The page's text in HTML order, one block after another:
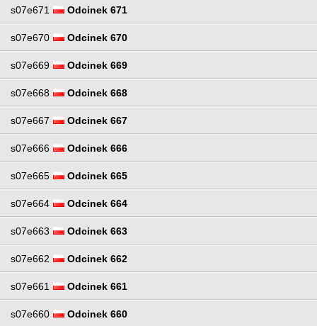
s07e671 Odcinek 671
s07e670 Odcinek 670
s07e669 Odcinek 669
s07e668 Odcinek 668
s07e667 Odcinek 667
s07e666 Odcinek 666
s07e665 Odcinek 665
s07e664 Odcinek 664
s07e663 Odcinek 663
s07e662 Odcinek 662
s07e661 Odcinek 661
s07e660 Odcinek 660